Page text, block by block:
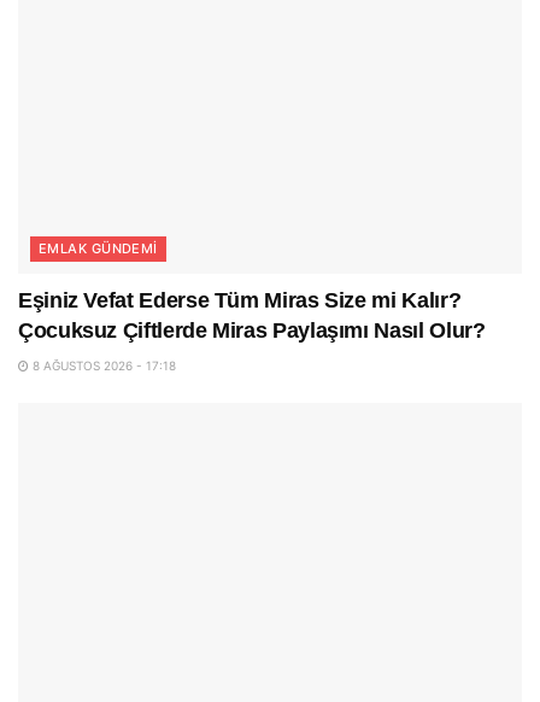
EMLAK GÜNDEMI
Eşiniz Vefat Ederse Tüm Miras Size mi Kalır?
Çocuksuz Çiftlerde Miras Paylaşımı Nasıl Olur?
8 AĞUSTOS 2026 - 17:18